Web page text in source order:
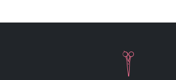
